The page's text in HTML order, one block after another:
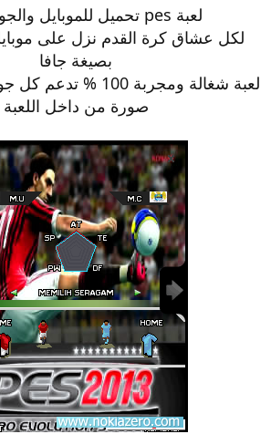
لعبة pes تحميل للموبايل والجوال جافا
لكل عشاق كرة القدم نزل على
بصيغة جافا
لعبة شغالة ومجربة 100
صورة من داخل اللعبة